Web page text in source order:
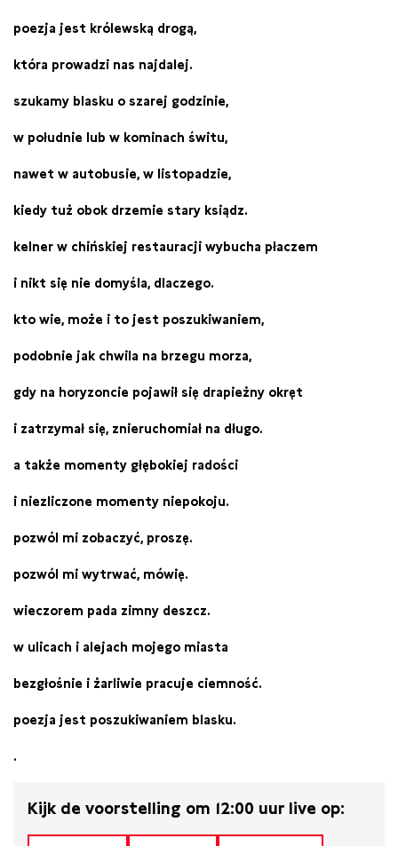
poezja jest królewską drogą,
która prowadzi nas najdalej.
szukamy blasku o szarej godzinie,
w południe lub w kominach świtu,
nawet w autobusie, w listopadzie,
kiedy tuż obok drzemie stary ksiądz.
kelner w chińskiej restauracji wybucha płaczem
i nikt się nie domyśla, dlaczego.
kto wie, może i to jest poszukiwaniem,
podobnie jak chwila na brzegu morza,
gdy na horyzoncie pojawił się drapieżny okręt
i zatrzymał się, znieruchomiał na długo.
a także momenty głębokiej radości
i niezliczone momenty niepokoju.
pozwól mi zobaczyć, proszę.
pozwól mi wytrwać, mówię.
wieczorem pada zimny deszcz.
w ulicach i alejach mojego miasta
bezgłośnie i żarliwie pracuje ciemność.
poezja jest poszukiwaniem blasku.
.
Kijk de voorstelling om 12:00 uur live op: